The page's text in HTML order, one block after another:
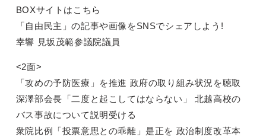
BOXサイトはこちら
「自由民主」の記事や画像をSNSでシェアしよう!
幸響 見坂茂範参議院議員
<2面>
「攻めの予防医療」を推進 政府の取り組み状況を聴取
深澤部会長「二度と起こしてはならない」 北越高校の
バス事故について説明受ける
衆院比例「投票意思との乖離」是正を 政治制度改革本